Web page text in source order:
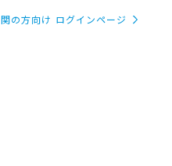
の方向け ログインページ